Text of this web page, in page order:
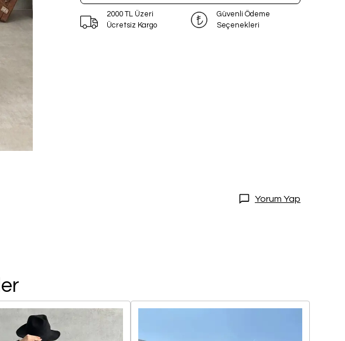
2000 TL Üzeri
Ücretsiz Kargo
Güvenli Ödeme
Seçenekleri
Yorum Yap